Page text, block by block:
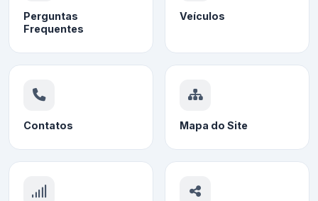
Perguntas
Frequentes
Veículos
Contatos Mapa do Site